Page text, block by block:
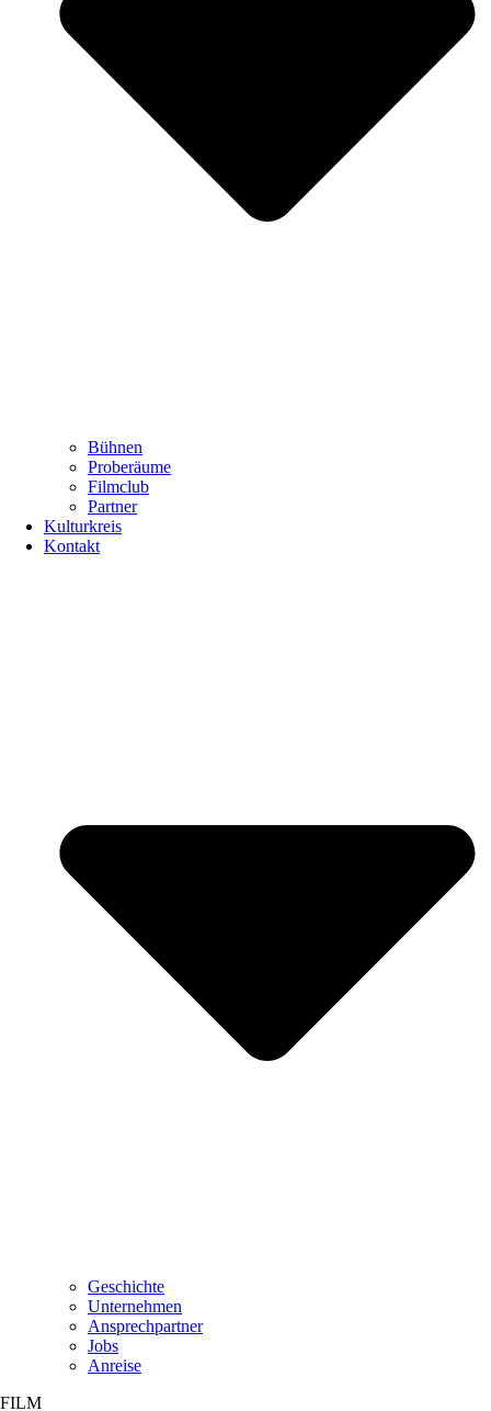
Bühnen
Proberäume
Filmclub
Partner
Kulturkreis
Kontakt
Geschichte
Unternehmen
Ansprechpartner
Jobs
Anreise
FILM